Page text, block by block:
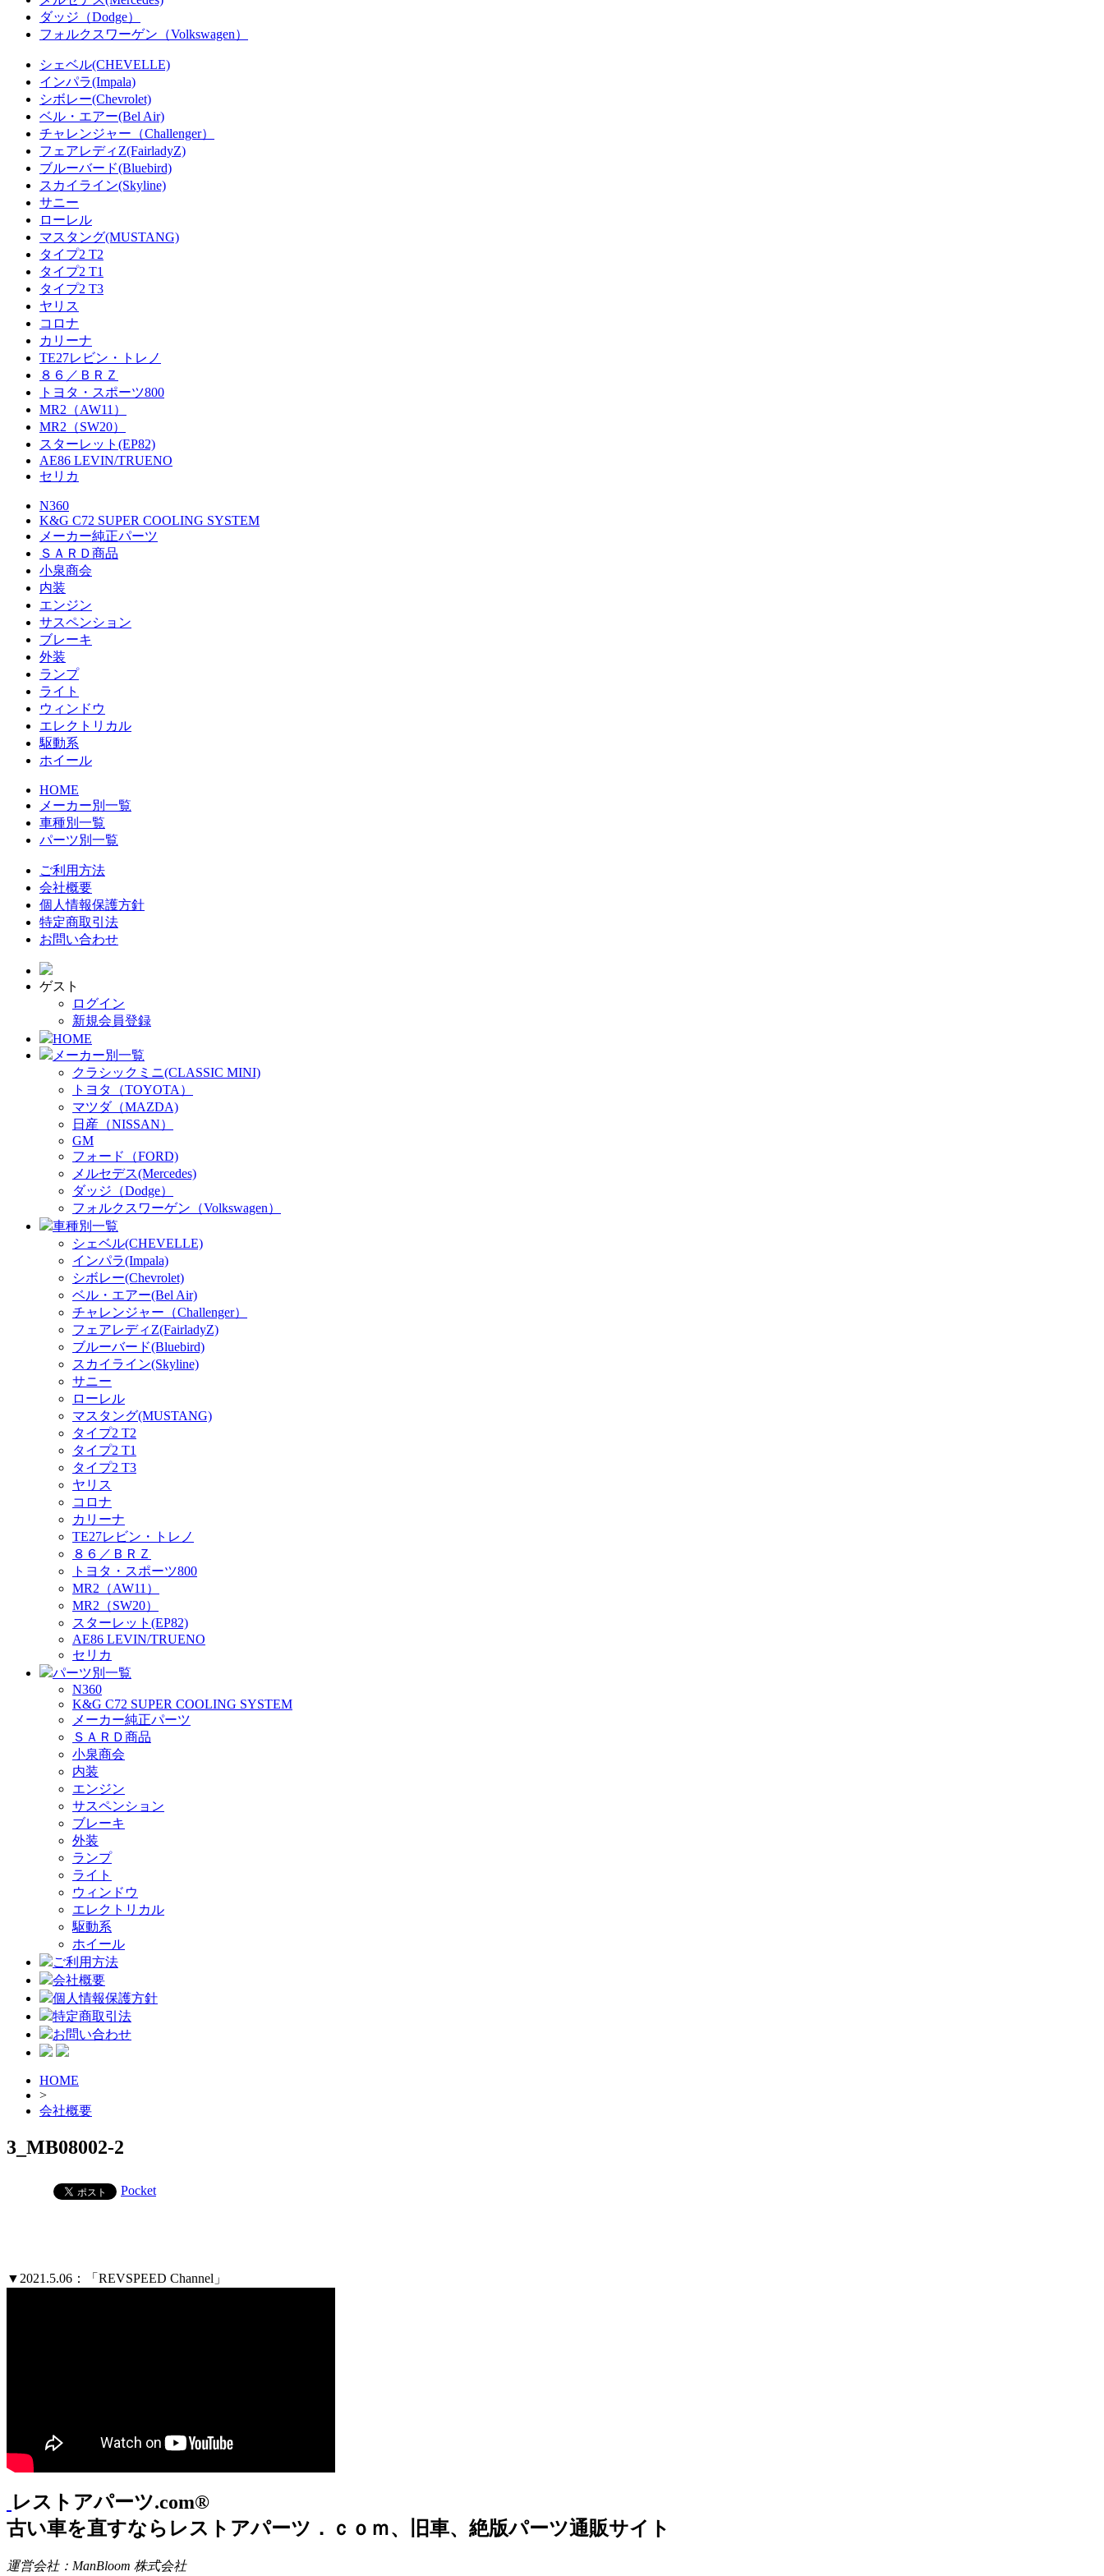
ダッジ（Dodge）
フォルクスワーゲン（Volkswagen）
シェベル(CHEVELLE)
インパラ(Impala)
シボレー(Chevrolet)
ベル・エアー(Bel Air)
チャレンジャー（Challenger）
フェアレディZ(FairladyZ)
ブルーバード(Bluebird)
スカイライン(Skyline)
サニー
ローレル
マスタング(MUSTANG)
タイプ2 T2
タイプ2 T1
タイプ2 T3
ヤリス
コロナ
カリーナ
TE27レビン・トレノ
８６／ＢＲＺ
トヨタ・スポーツ800
MR2（AW11）
MR2（SW20）
スターレット(EP82)
AE86 LEVIN/TRUENO
セリカ
N360
K&G C72 SUPER COOLING SYSTEM
メーカー純正パーツ
ＳＡＲＤ商品
小泉商会
内装
エンジン
サスペンション
ブレーキ
外装
ランプ
ライト
ウィンドウ
エレクトリカル
駆動系
ホイール
HOME
メーカー別一覧
車種別一覧
パーツ別一覧
ご利用方法
会社概要
個人情報保護方針
特定商取引法
お問い合わせ
ゲスト
ログイン
新規会員登録
HOME
メーカー別一覧
クラシックミニ(CLASSIC MINI)
トヨタ（TOYOTA）
マツダ（MAZDA)
日産（NISSAN）
GM
フォード（FORD)
メルセデス(Mercedes)
ダッジ（Dodge）
フォルクスワーゲン（Volkswagen）
車種別一覧
シェベル(CHEVELLE)
インパラ(Impala)
シボレー(Chevrolet)
ベル・エアー(Bel Air)
チャレンジャー（Challenger）
フェアレディZ(FairladyZ)
ブルーバード(Bluebird)
スカイライン(Skyline)
サニー
ローレル
マスタング(MUSTANG)
タイプ2 T2
タイプ2 T1
タイプ2 T3
ヤリス
コロナ
カリーナ
TE27レビン・トレノ
８６／ＢＲＺ
トヨタ・スポーツ800
MR2（AW11）
MR2（SW20）
スターレット(EP82)
AE86 LEVIN/TRUENO
セリカ
パーツ別一覧
N360
K&G C72 SUPER COOLING SYSTEM
メーカー純正パーツ
ＳＡＲＤ商品
小泉商会
内装
エンジン
サスペンション
ブレーキ
外装
ランプ
ライト
ウィンドウ
エレクトリカル
駆動系
ホイール
ご利用方法
会社概要
個人情報保護方針
特定商取引法
お問い合わせ
HOME
>
会社概要
3_MB08002-2
Pocket
▼2021.5.06：「REVSPEED Channel」
レストアパーツ.com®
古い車を直すならレストアパーツ．ｃｏｍ、旧車、絶版パーツ通販サイト
運営会社：ManBloom 株式会社